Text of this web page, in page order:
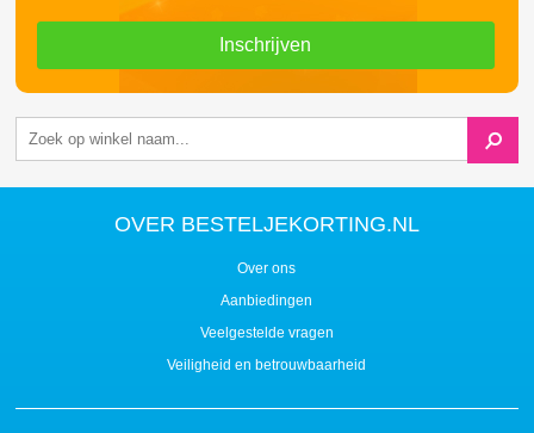
Inschrijven
OVER BESTELJEKORTING.NL
Over ons
Aanbiedingen
Veelgestelde vragen
Veiligheid en betrouwbaarheid